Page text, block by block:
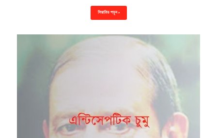
বিস্তারিত পড়ুন »